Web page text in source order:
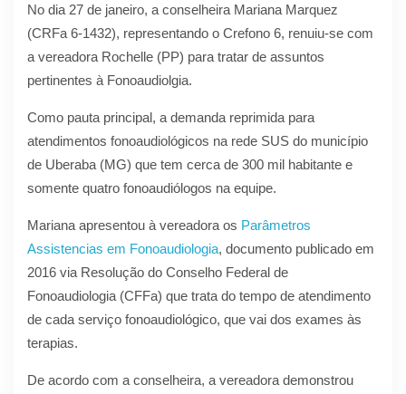
No dia 27 de janeiro, a conselheira Mariana Marquez
(CRFa 6-1432), representando o Crefono 6, renuiu-se com
a vereadora Rochelle (PP) para tratar de assuntos
pertinentes à Fonoaudiolgia.
Como pauta principal, a demanda reprimida para
atendimentos fonoaudiológicos na rede SUS do município
de Uberaba (MG) que tem cerca de 300 mil habitante e
somente quatro fonoaudiólogos na equipe.
Mariana apresentou à vereadora os Parâmetros
Assistencias em Fonoaudiologia, documento publicado em
2016 via Resolução do Conselho Federal de
Fonoaudiologia (CFFa) que trata do tempo de atendimento
de cada serviço fonoaudiológico, que vai dos exames às
terapias.
De acordo com a conselheira, a vereadora demonstrou